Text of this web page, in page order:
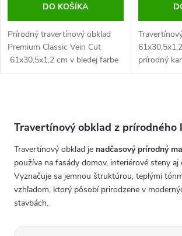
DO KOŠÍKA
Prírodný travertínový obklad
Premium Classic Vein Cut
61x30,5x1,2 cm v bledej farbe
classic, ktorý je najobľúbenejší
prírodný
obklad
Travertínový obklad z prírodného
Travertínový obklad je nadčasový prírodný
používa na fasády domov, interiérové steny aj
Vyznačuje sa jemnou štruktúrou, teplými
vzhľadom, ktorý pôsobí prirodzene v
stavbách.